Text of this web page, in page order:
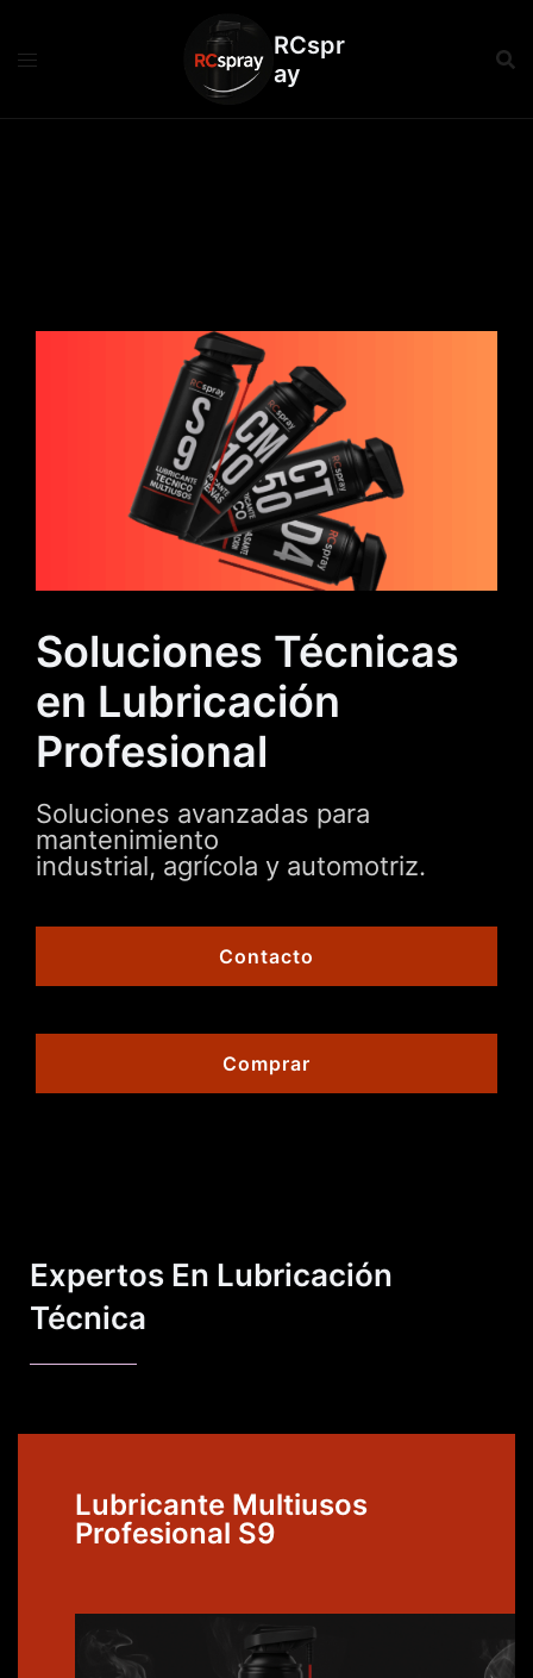
RCspr
ay
Soluciones Técnicas
en Lubricación
Profesional
Soluciones avanzadas para
mantenimiento
industrial, agrícola y automotriz.
Contacto
Comprar
Expertos En Lubricación
Técnica
Lubricante Multiusos
Profesional S9